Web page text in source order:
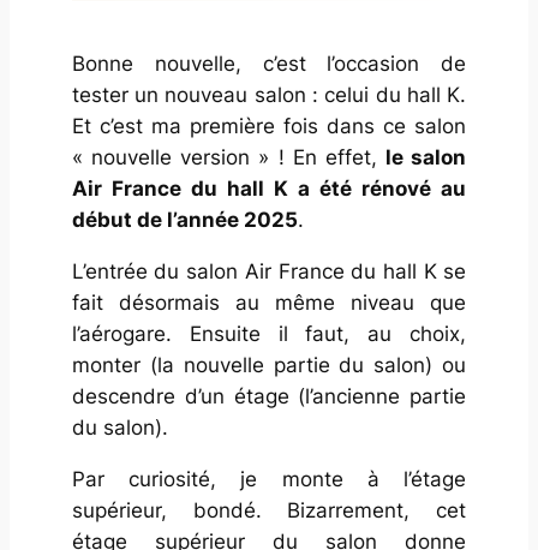
Bonne nouvelle, c’est l’occasion de
tester un nouveau salon : celui du hall K.
Et c’est ma première fois dans ce salon
« nouvelle version » ! En effet, le salon
Air France du hall K a été rénové au
début de l’année 2025.
L’entrée du salon Air France du hall K se
fait désormais au même niveau que
l’aérogare. Ensuite il faut, au choix,
monter (la nouvelle partie du salon) ou
descendre d’un étage (l’ancienne partie
du salon).
Par curiosité, je monte à l’étage
supérieur, bondé. Bizarrement, cet
étage supérieur du salon donne